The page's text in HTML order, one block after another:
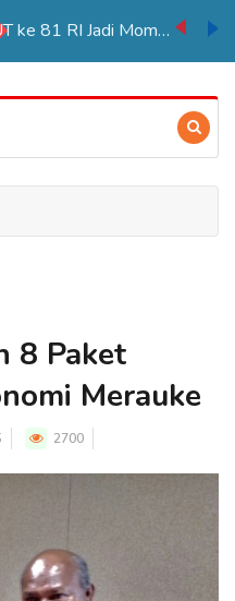
Karnaval Pembangunan HUT ke 81 RI Jadi Momentum Perkuat Persatuan di Merauke
8 Paket
Merauke
2700